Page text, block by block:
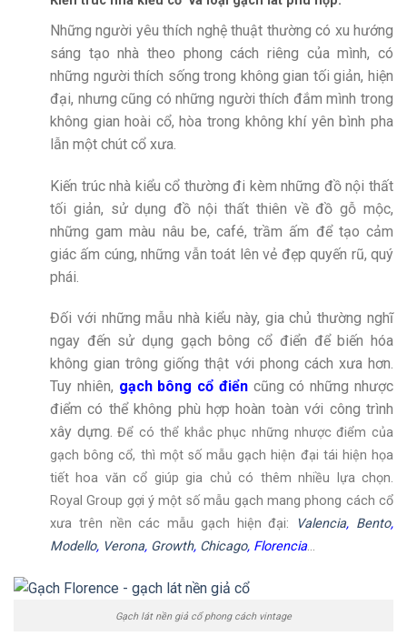
Những người yêu thích nghệ thuật thường có xu hướng
sáng tạo nhà theo phong cách riêng của mình, có
những người thích sống trong không gian tối giản, hiện
đại, nhưng cũng có những người thích đắm mình trong
không gian hoài cổ, hòa trong không khí yên bình pha
lẫn một chút cổ xưa.
Kiến trúc nhà kiểu cổ thường đi kèm những đồ nội thất
tối giản, sử dụng đồ nội thất thiên về đồ gỗ mộc,
những gam màu nâu be, café, trầm ấm để tạo cảm
giác ấm cúng, những vẫn toát lên vẻ đẹp quyến rũ, quý
phái.
Đối với những mẫu nhà kiểu này, gia chủ thường nghĩ
ngay đến sử dụng gạch bông cổ điển để biến hóa
không gian trông giống thật với phong cách xưa hơn.
Tuy nhiên, gạch bông cổ điểncũng có những nhược
điểm có thể không phù hợp hoàn toàn với công trình
xây dựng.Để có thể khắc phục những nhược điểm của
gạch bông cổ, thì một số mẫu gạch hiện đại tái hiện họa
tiết hoa văn cổ giúp gia chủ có thêm nhiều lựa chọn.
Royal Group gợi ý một số mẫu gạch mang phong cách cổ
xưa trên nền các mẫu gạch hiện đại:
Valencia, Bento,
Modello, Verona, Growth, Chicago, Florencia…
Gạch lát nền giả cổ phong cách vintage